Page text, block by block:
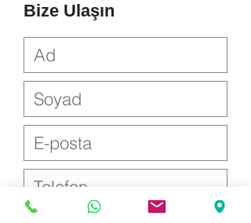
Bize Ulaşın